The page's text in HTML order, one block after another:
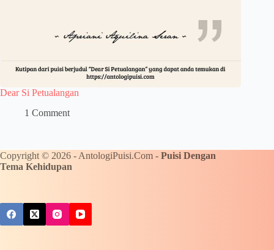
Dear Si Petualangan
1 Comment
Copyright © 2026 - AntologiPuisi.Com - Puisi Dengan
Tema Kehidupan